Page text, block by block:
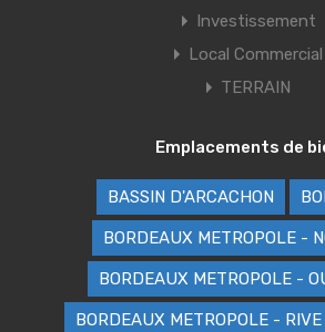
Investissement
Local Commercial
TERRAIN
Emplacements de
BASSIN D'ARCACHON
BORDEAUX METROPOLE -
BORDEAUX METROPOLE -
BORDEAUX METROPOLE -